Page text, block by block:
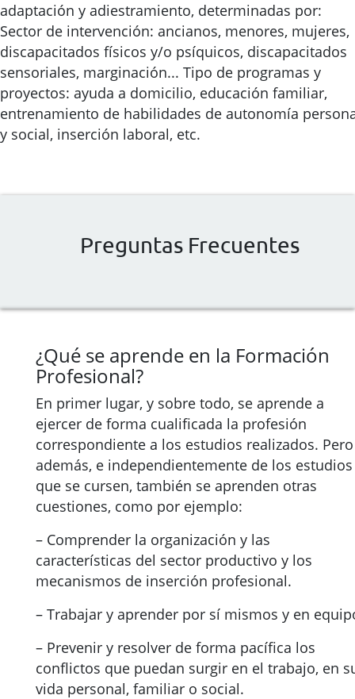
adaptación y adiestramiento, determinadas por:
Sector de intervención: ancianos, menores, mujeres,
discapacitados físicos y/o psíquicos, discapacitados
sensoriales, marginación... Tipo de programas y
proyectos: ayuda a domicilio, educación familiar,
entrenamiento de habilidades de autonomía
y social, inserción laboral, etc.
Preguntas Frecuentes
¿Qué se aprende en la Formación
Profesional?
En primer lugar, y sobre todo, se aprende a
ejercer de forma cualificada la profesión
correspondiente a los estudios realizados. Pero
además, e independientemente de los estudios
que se cursen, también se aprenden otras
cuestiones, como por ejemplo:
– Comprender la organización y las
características del sector productivo y los
mecanismos de inserción profesional.
– Trabajar y aprender por sí mismos y en
– Prevenir y resolver de forma pacífica los
conflictos que puedan surgir en el trabajo, en
vida personal, familiar o social.